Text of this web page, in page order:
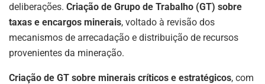
deliberações. Criação de Grupo de Trabalho (GT) sobre
taxas e encargos minerais, voltado à revisão dos
mecanismos de arrecadação e distribuição de recursos
provenientes da mineração.
Criação de GT sobre minerais críticos e estratégicos, com